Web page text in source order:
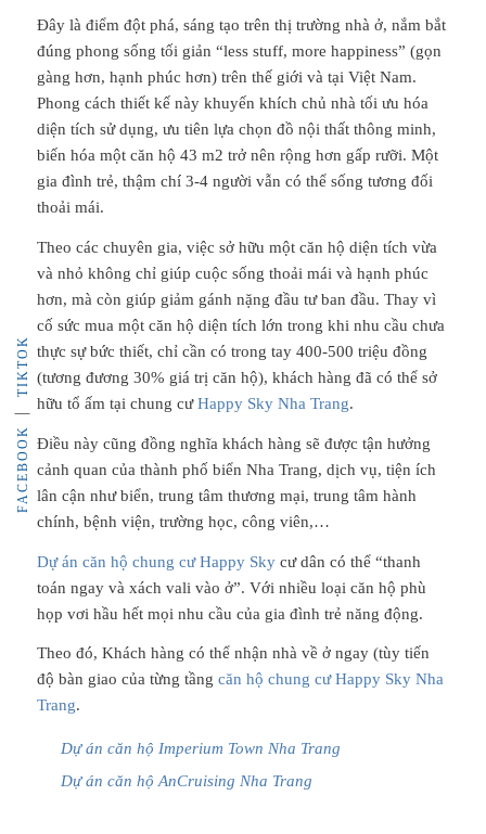
FACEBOOK
TIKTOK
Đây là điểm đột phá, sáng tạo trên thị trường nhà ở, nắm bắt
đúng phong sống tối giản “less stuff, more happiness” (gọn
gàng hơn, hạnh phúc hơn) trên thế giới và tại Việt Nam.
Phong cách thiết kế này khuyến khích chủ nhà tối ưu hóa
diện tích sử dụng, ưu tiên lựa chọn đồ nội thất thông minh,
biến hóa một căn hộ 43 m2 trở nên rộng hơn gấp rưỡi. Một
gia đình trẻ, thậm chí 3-4 người vẫn có thể sống tương đối
thoải mái.
Theo các chuyên gia, việc sở hữu một căn hộ diện tích vừa
và nhỏ không chỉ giúp cuộc sống thoải mái và hạnh phúc
hơn, mà còn giúp giảm gánh nặng đầu tư ban đầu. Thay vì
cố sức mua một căn hộ diện tích lớn trong khi nhu cầu chưa
thực sự bức thiết, chỉ cần có trong tay 400-500 triệu đồng
(tương đương 30% giá trị căn hộ), khách hàng đã có thể sở
hữu tổ ấm tại chung cưHappy Sky Nha Trang.
Điều này cũng đồng nghĩa khách hàng sẽ được tận hưởng
cảnh quan của thành phố biển Nha Trang, dịch vụ, tiện ích
lân cận như biển, trung tâm thương mại, trung tâm hành
chính, bệnh viện, trường học, công viên,…
Dự án căn hộ chung cư Happy Skycư dân có thể “thanh
toán ngay và xách vali vào ở”. Với nhiều loại căn hộ phù
họp vơi hầu hết mọi nhu cầu của gia đình trẻ năng động.
Theo đó, Khách hàng có thể nhận nhà về ở ngay (tùy tiến
độ bàn giao của từng tầng căn hộ chung cư Happy Sky Nha
Trang.
Dự án căn hộ Imperium Town Nha Trang
Dự án căn hộ AnCruising Nha Trang